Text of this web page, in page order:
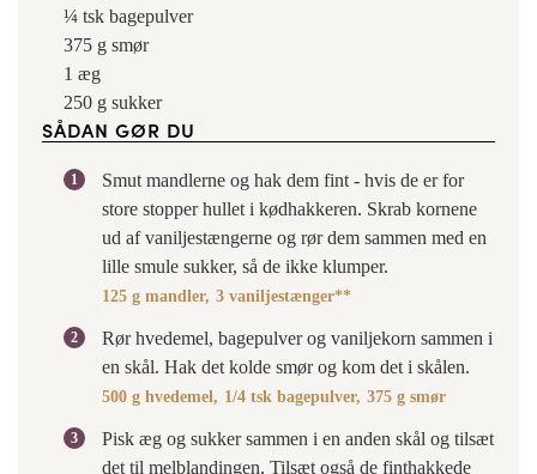
¼ tsk bagepulver
375 g smør
1 æg
250 g sukker
SÅDAN GØR DU
Smut mandlerne og hak dem fint - hvis de er for
store stopper hullet i kødhakkeren. Skrab kornene
ud af vaniljestængerne og rør dem sammen med en
lille smule sukker, så de ikke klumper.
125 g mandler, 3 vaniljestænger**
Rør hvedemel, bagepulver og vaniljekorn sammen i
en skål. Hak det kolde smør og kom det i skålen.
500 g hvedemel, 1/4 tsk bagepulver, 375 g smør
Pisk æg og sukker sammen i en anden skål og tilsæt
det til melblandingen. Tilsæt også de finthakkede